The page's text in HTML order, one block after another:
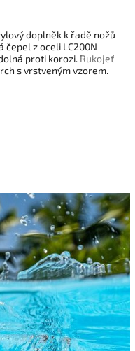
doplněk k řadě nožů
čepel z oceli LC200N
proti korozi. Rukojeť
s vrstveným vzorem.